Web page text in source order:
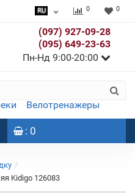
0 0
(097) 927-09-28
(095) 649-23-63
Пн-Нд 9:00-20:00
Велотренажеры
: 0
Kidigo 126083